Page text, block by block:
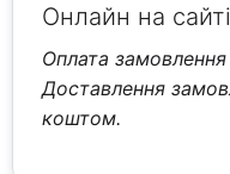
Онлайн на сайті
Оплата
Доставлення
коштом.